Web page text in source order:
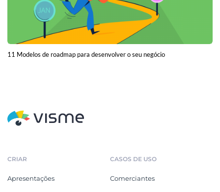
11 Modelos de roadmap para desenvolver o seu negócio
CRIAR
Apresentações
CASOS DE USO
Comerciantes